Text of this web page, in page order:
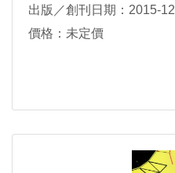
出版／創刊日期：2015-12
價格：未定價